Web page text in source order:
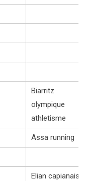
Biarritz
olympique
athletisme
Assa running
Elian capianais